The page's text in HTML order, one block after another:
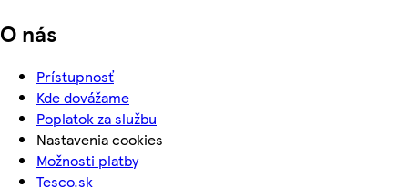
O nás
Prístupnosť
Kde dovážame
Poplatok za službu
Nastavenia cookies
Možnosti platby
Tesco.sk